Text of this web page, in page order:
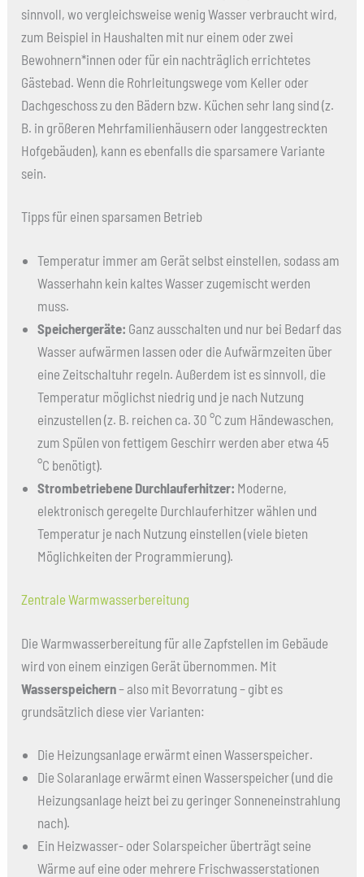
sinnvoll, wo vergleichsweise wenig Wasser verbraucht wird,
zum Beispiel in Haushalten mit nur einem oder zwei
Bewohnern*innen oder für ein nachträglich errichtetes
Gästebad. Wenn die Rohrleitungswege vom Keller oder
Dachgeschoss zu den Bädern bzw. Küchen sehr lang sind (z.
B. in größeren Mehrfamilienhäusern oder langgestreckten
Hofgebäuden), kann es ebenfalls die sparsamere Variante
sein.
Tipps für einen sparsamen Betrieb
Temperatur immer am Gerät selbst einstellen, sodass am
Wasserhahn kein kaltes Wasser zugemischt werden
muss.
Speichergeräte: Ganz ausschalten und nur bei Bedarf das
Wasser aufwärmen lassen oder die Aufwärmzeiten über
eine Zeitschaltuhr regeln. Außerdem ist es sinnvoll, die
Temperatur möglichst niedrig und je nach Nutzung
einzustellen (z. B. reichen ca. 30 °C zum Händewaschen,
zum Spülen von fettigem Geschirr werden aber etwa 45
°C benötigt).
Strombetriebene Durchlauferhitzer: Moderne,
elektronisch geregelte Durchlauferhitzer wählen und
Temperatur je nach Nutzung einstellen (viele bieten
Möglichkeiten der Programmierung).
Zentrale Warmwasserbereitung
Die Warmwasserbereitung für alle Zapfstellen im Gebäude
wird von einem einzigen Gerät übernommen. Mit
Wasserspeichern– also mit Bevorratung – gibt es
grundsätzlich diese vier Varianten:
Die Heizungsanlage erwärmt einen Wasserspeicher.
Die Solaranlage erwärmt einen Wasserspeicher (und die
Heizungsanlage heizt bei zu geringer Sonneneinstrahlung
nach).
Ein Heizwasser- oder Solarspeicher überträgt seine
Wärme auf eine oder mehrere Frischwasserstationen